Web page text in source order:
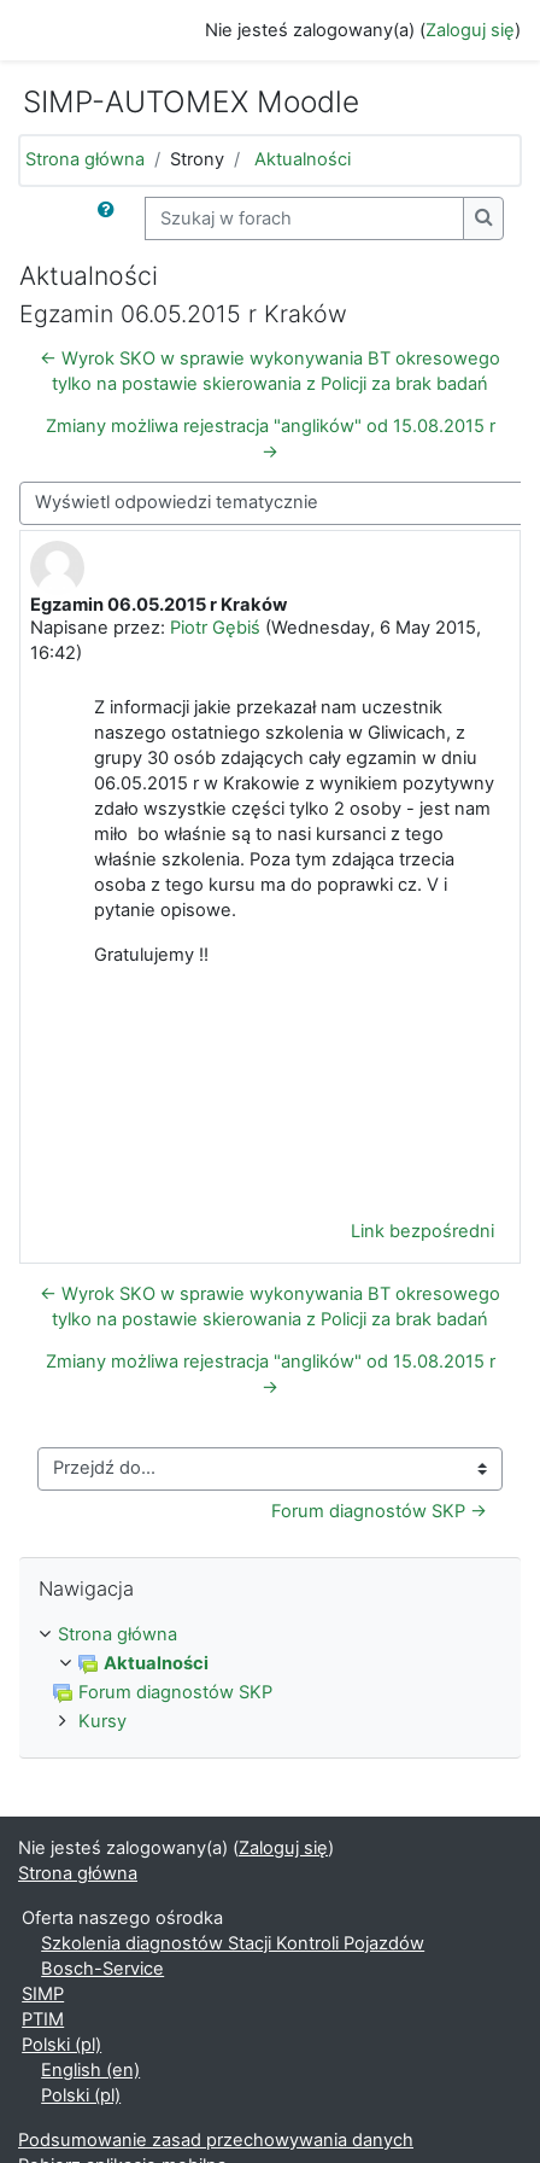
Nie jesteś zalogowany(a) (Zaloguj się)
SIMP-AUTOMEX Moodle
Strona główna Strony Aktualności
Szukaj w forach
Aktualności
Egzamin 06.05.2015 r Kraków
← Wyrok SKO w sprawie wykonywania BT okresowego
tylko na postawie skierowania z Policji za brak badań
Zmiany możliwa rejestracja "anglików" od 15.08.2015 r
→
Sposób wyświetlania
Egzamin 06.05.2015 r Kraków
Napisane przez: Piotr Gębiś (Wednesday, 6 May 2015,
16:42)
Liczba odpowiedzi: 0
Z informacji jakie przekazał nam uczestnik
naszego ostatniego szkolenia w Gliwicach, z
grupy 30 osób zdających cały egzamin w dniu
06.05.2015 r w Krakowie z wynikiem pozytywny
zdało wszystkie części tylko 2 osoby - jest nam
miło bo właśnie są to nasi kursanci z tego
właśnie szkolenia. Poza tym zdająca trzecia
osoba z tego kursu ma do poprawki cz. V i
pytanie opisowe.
Gratulujemy !!
Link bezpośredni
← Wyrok SKO w sprawie wykonywania BT okresowego
tylko na postawie skierowania z Policji za brak badań
Zmiany możliwa rejestracja "anglików" od 15.08.2015 r
→
Przejdź do...
Forum diagnostów SKP →
Nawigacja
Strona główna
Aktualności
Forum diagnostów SKP
Kursy
Nie jesteś zalogowany(a) (Zaloguj się)
Strona główna
Oferta naszego ośrodka
Szkolenia diagnostów Stacji Kontroli Pojazdów
Bosch-Service
SIMP
PTIM
Polski ‎(pl)‎
English ‎(en)‎
Polski ‎(pl)‎
Podsumowanie zasad przechowywania danych